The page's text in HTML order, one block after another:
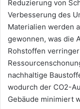
Reduzierung von
Verbesserung des
Materialien werden
gewonnen, was die
Rohstoffen
nachhaltige
wodurch der CO2-
Gebäude minimiert